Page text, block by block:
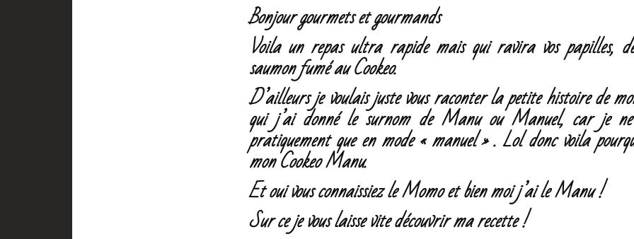
Bonjour gourmets et gourmands
Voila un repas ultra rapide mais qui ravira vos papilles,
saumon fumé au Cookeo.
D’ailleurs je voulais juste vous raconter la petite histoire de
qui j’ai donné le surnom de Manu ou Manuel, car je
pratiquement que en mode « manuel » . Lol donc voila
mon Cookeo Manu.
Et oui vous connaissiez le Momo et bien moi j’ai le Manu !
Sur ce je vous laisse vite découvrir ma recette !